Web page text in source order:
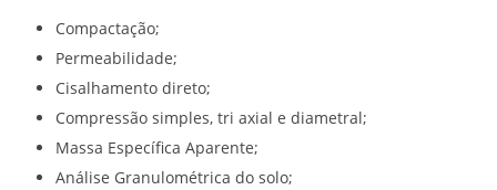
Compactação;
Permeabilidade;
Cisalhamento direto;
Compressão simples, tri axial e diametral;
Massa Específica Aparente;
Análise Granulométrica do solo;